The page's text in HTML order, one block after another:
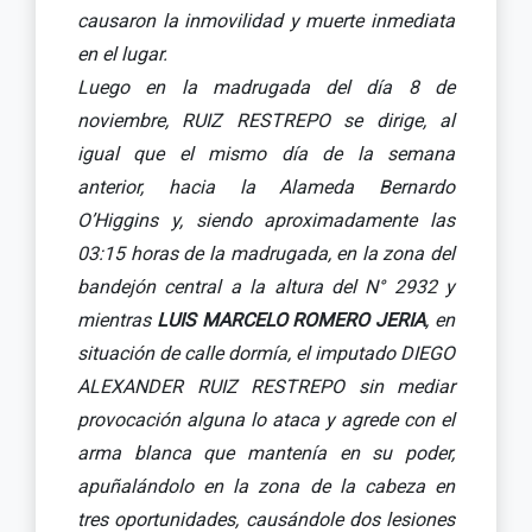
causaron la inmovilidad y muerte inmediata
en el lugar.
Luego en la madrugada del día 8 de
noviembre, RUIZ RESTREPO se dirige, al
igual que el mismo día de la semana
anterior, hacia la Alameda Bernardo
O’Higgins y, siendo aproximadamente las
03:15 horas de la madrugada, en la zona del
bandejón central a la altura del N° 2932 y
mientras LUIS MARCELO ROMERO JERIA, en
situación de calle dormía, el imputado DIEGO
ALEXANDER RUIZ RESTREPO sin mediar
provocación alguna lo ataca y agrede con el
arma blanca que mantenía en su poder,
apuñalándolo en la zona de la cabeza en
tres oportunidades, causándole dos lesiones